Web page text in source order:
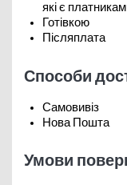
які є
Готівкою
Післяплата
Способи
Самовивіз
Нова Пошта
Умови